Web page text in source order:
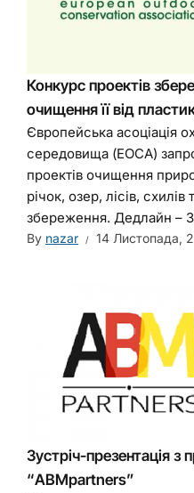
Конкурс проектів
очищення її від
Європейська асоціація
середовища (EOCA)
проектів очищення
річок, озер, лісів,
збереження. Дедлайн –
By nazar 14 Листопада,
Зустріч-презентація з
“ABMрartners”